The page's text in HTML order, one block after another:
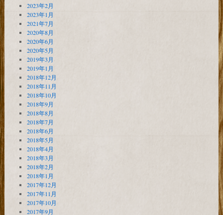
2023年2月
2023年1月
2021年7月
2020年8月
2020年6月
2020年5月
2019年3月
2019年1月
2018年12月
2018年11月
2018年10月
2018年9月
2018年8月
2018年7月
2018年6月
2018年5月
2018年4月
2018年3月
2018年2月
2018年1月
2017年12月
2017年11月
2017年10月
2017年9月